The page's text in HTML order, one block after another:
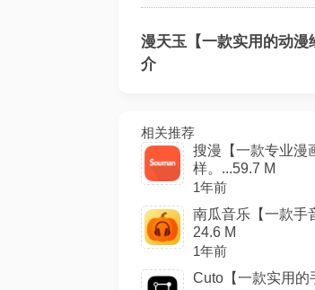
漫天玉【一款实用的动
介
相关推荐
搜漫【一款专业漫
样。...59.7 M
1年前
南瓜音乐【一款手
24.6 M
1年前
Cuto【一款实用的